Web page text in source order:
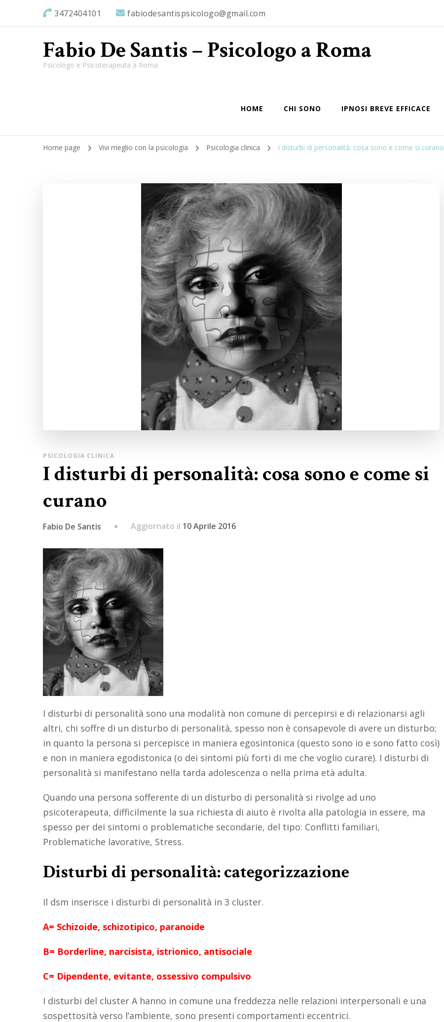
3472404101 fabiodesantispsicologo@gmail.com
Fabio De Santis – Psicologo a Roma
Psicologo e Psicoterapeuta a Roma
HOME CHI SONO IPNOSI BREVE EFFICACE
Home page Vivi meglio con la psicologia Psicologia clinica I disturbi di personalità: cosa sono e come si curano
PSICOLOGIA CLINICA
I disturbi di personalità: cosa sono e come si
curano
Fabio De Santis Aggiornato il 10 Aprile 2016
I disturbi di personalità sono una modalità non comune di percepirsi e di relazionarsi agli
altri, chi soffre di un disturbo di personalità, spesso non è consapevole di avere un disturbo;
in quanto la persona si percepisce in maniera egosintonica (questo sono io e sono fatto così)
e non in maniera egodistonica (o dei sintomi più forti di me che voglio curare). I disturbi di
personalità si manifestano nella tarda adolescenza o nella prima età adulta.
Quando una persona sofferente di un disturbo di personalità si rivolge ad uno
psicoterapeuta, difficilmente la sua richiesta di aiuto è rivolta alla patologia in essere, ma
spesso per dei sintomi o problematiche secondarie, del tipo: Conflitti familiari,
Problematiche lavorative, Stress.
Disturbi di personalità: categorizzazione
Il dsm inserisce i disturbi di personalità in 3 cluster.
A= Schizoide, schizotipico, paranoide
B= Borderline, narcisista, istrionico, antisociale
C= Dipendente, evitante, ossessivo compulsivo
I disturbi del cluster A hanno in comune una freddezza nelle relazioni interpersonali e una
sospettosità verso l’ambiente, sono presenti comportamenti eccentrici.